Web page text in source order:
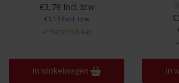
€3,79 Incl. btw
€3,13 Excl. btw
Beschikbaar
In winkelwagen In